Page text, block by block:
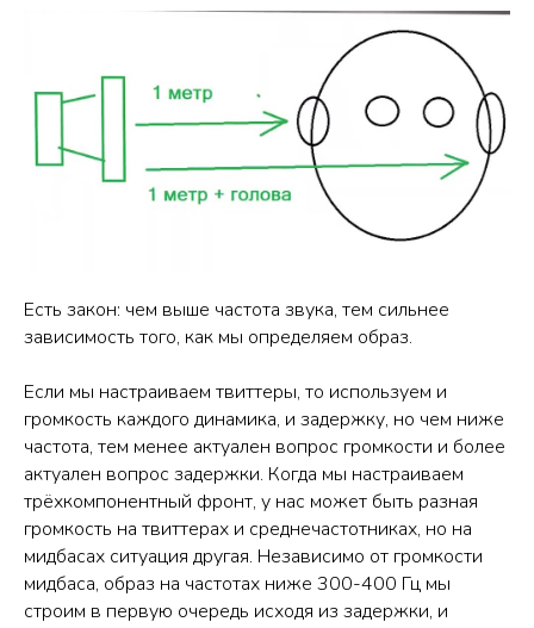
Есть закон: чем выше частота звука, тем сильнее
зависимость того, как мы определяем образ.
Если мы настраиваем твиттеры, то используем и
громкость каждого динамика, и задержку, но чем ниже
частота, тем менее актуален вопрос громкости и более
актуален вопрос задержки. Когда мы настраиваем
трёхкомпонентный фронт, у нас может быть разная
громкость на твиттерах и среднечастотниках, но на
мидбасах ситуация другая. Независимо от громкости
мидбаса, образ на частотах ниже 300-400 Гц мы
строим в первую очередь исходя из задержки, и